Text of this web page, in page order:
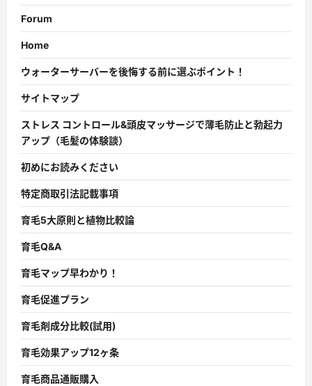
Forum
Home
ウォーターサーバーを後悔する前に選ぶポイント！
サイトマップ
ストレス コントロール&頭皮マッサージで薄毛防止と勃起力
アップ（毛髪の体験談）
初めにお読みください
特定商取引法記載事項
育毛5大原則と植物比較論
育毛Q&A
育毛マップ早わかり！
育毛促進プラン
育毛剤成分比較(試用)
育毛効果アップ12ヶ条
育毛商品通販購入